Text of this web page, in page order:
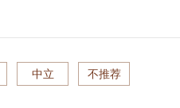
中立 不推荐